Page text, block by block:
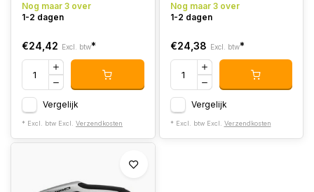
Nog maar 3 over
1-2 dagen
€24,42 Excl. btw*
Vergelijk
* Excl. btw Excl. Verzendkosten
Nog maar 3 over
1-2 dagen
€24,38 Excl. btw*
Vergelijk
* Excl. btw Excl. Verzendkosten